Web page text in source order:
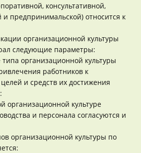
консультативной,
и предпринимальской) относится к
организационной культуры
следующие параметры:
организационной культуры
работников к
и средств их достижения
организационной культуре
и персонала согласуются и
организационной культуры по